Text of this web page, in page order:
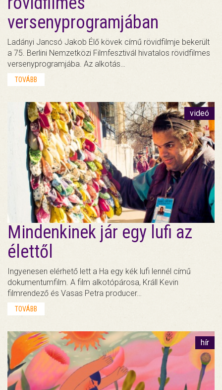
versenyprogramjában
Ladányi Jancsó Jakob Élő kövek című rövidfilmje bekerült
a 75. Berlini Nemzetközi Filmfesztivál hivatalos rövidfilmes
versenyprogramjába. Az alkotás…
TOVÁBB
videó
Mindenkinek jár egy lufi az
élettől
Ingyenesen elérhető lett a Ha egy kék lufi lennél című
dokumentumfilm. A film alkotópárosa, Králl Kevin
filmrendező és Vasas Petra producer…
TOVÁBB
hír